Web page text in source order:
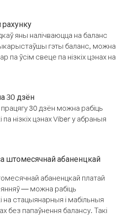
яны налічваюцца на баланс
гэты баланс, можна
па ўсім свеце па нізкіх цэнах на
30 дзён
30 дзён можна рабіць
нізкіх цэнах Viber у абраныя
штомесячнай абаненцкай
абаненцкай платай
— можна рабіць
на стацыянарныя і мабільныя
без папаўнення балансу. Такі